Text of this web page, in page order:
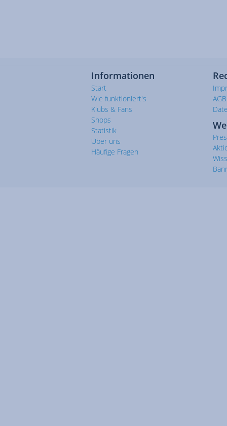
Informationen
Start
Wie funktioniert's
Klubs & Fans
Shops
Statistik
Über uns
Häufige Fragen
AGB